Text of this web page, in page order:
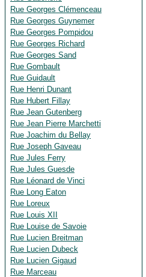
Rue Georges Clémenceau
Rue Georges Guynemer
Rue Georges Pompidou
Rue Georges Richard
Rue Georges Sand
Rue Gombault
Rue Guidault
Rue Henri Dunant
Rue Hubert Fillay
Rue Jean Gutenberg
Rue Jean Pierre Marchetti
Rue Joachim du Bellay
Rue Joseph Gaveau
Rue Jules Ferry
Rue Jules Guesde
Rue Léonard de Vinci
Rue Long Eaton
Rue Loreux
Rue Louis XII
Rue Louise de Savoie
Rue Lucien Breitman
Rue Lucien Dubeck
Rue Lucien Gigaud
Rue Marceau